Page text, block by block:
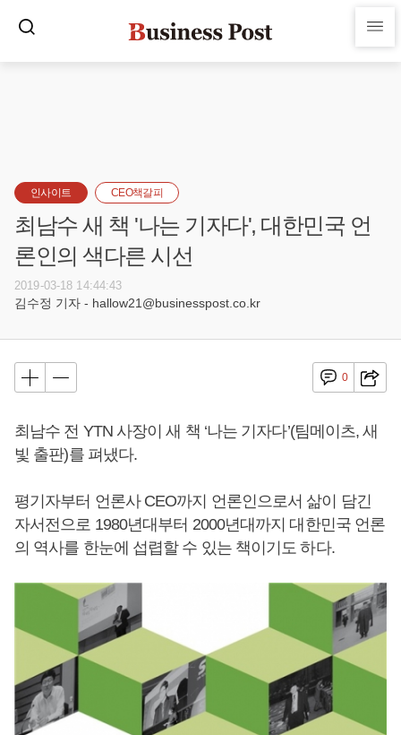
인사이트 CEO책갈피
최남수 새 책 '나는 기자다', 대한민국 언
론인의 색다른 시선
2019-03-18 14:44:43
김수정 기자 - hallow21@businesspost.co.kr
0
최남수 전 YTN 사장이 새 책 ‘나는 기자다’(팀메이츠, 새
빛 출판)를 펴냈다.
평기자부터 언론사 CEO까지 언론인으로서 삶이 담긴
자서전으로 1980년대부터 2000년대까지 대한민국 언론
의 역사를 한눈에 섭렵할 수 있는 책이기도 하다.